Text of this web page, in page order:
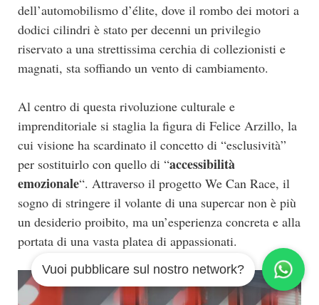
dell’automobilismo d’élite, dove il rombo dei motori a
dodici cilindri è stato per decenni un privilegio
riservato a una strettissima cerchia di collezionisti e
magnati, sta soffiando un vento di cambiamento.
Al centro di questa rivoluzione culturale e
imprenditoriale si staglia la figura di Felice Arzillo, la
cui visione ha scardinato il concetto di “esclusività”
per sostituirlo con quello di “accessibilità
emozionale“. Attraverso il progetto We Can Race, il
sogno di stringere il volante di una supercar non è più
un desiderio proibito, ma un’esperienza concreta e alla
portata di una vasta platea di appassionati.
Vuoi pubblicare sul nostro network?